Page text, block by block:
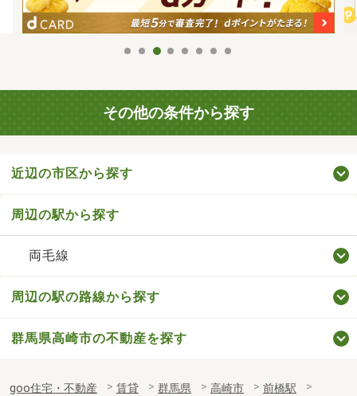
その他の条件から探す
近辺の市区から探す
周辺の駅から探す
両毛線
周辺の駅の路線から探す
群馬県高崎市の不動産を探す
goo住宅・不動産 賃貸 群馬県 高崎市
前橋駅